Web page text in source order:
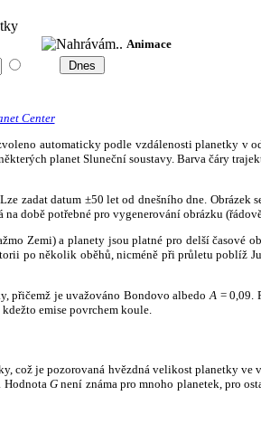
Animace
Center
automaticky podle vzdálenosti planetky v
planet Sluneční soustavy. Barva čáry
zadat datum ±50 let od dnešního dne. Obrázek
době potřebné pro vygenerování obrázku
Zemi) a planety jsou platné pro delší
po několik oběhů, nicméně při průletu poblíž
přičemž je uvažováno Bondovo albedo A = 0,09.
emise povrchem koule.
což je pozorovaná hvězdná velikost planetky ve
HodnotaG není známa pro mnoho planetek, pro